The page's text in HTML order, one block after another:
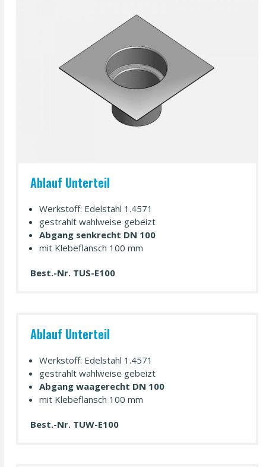
Ablauf Unterteil
Werkstoff: Edelstahl 1.4571
gestrahlt wahl­weise gebeizt
Abgang senkrecht DN 100
mit Klebeflansch 100 mm
Best.-Nr. TUS-E100
Ablauf Unterteil
Werkstoff: Edelstahl 1.4571
gestrahlt wahl­weise gebeizt
Abgang waagerecht DN 100
mit Klebeflansch 100 mm
Best.-Nr. TUW-E100